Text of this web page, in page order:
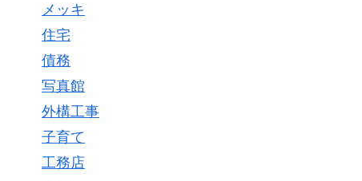
メッキ
住宅
債務
写真館
外構工事
子育て
工務店